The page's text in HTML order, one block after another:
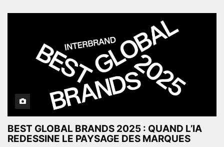
BEST GLOBAL BRANDS 2025 : QUAND L’IA
REDESSINE LE PAYSAGE DES MARQUES